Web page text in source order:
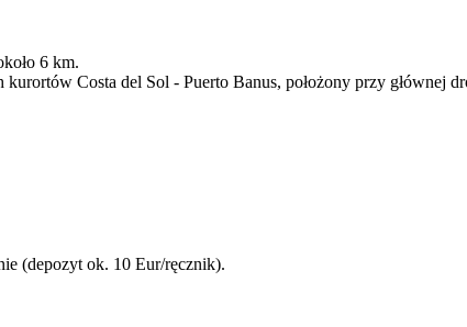
6 km.
Costa del Sol - Puerto Banus, położony przy głównej
(depozyt ok. 10 Eur/ręcznik).